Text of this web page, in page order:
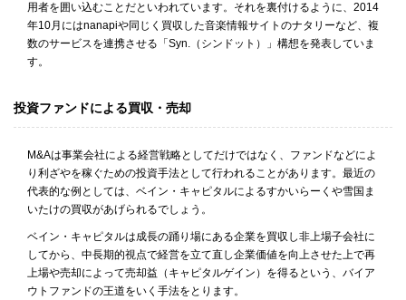
用者を囲い込むことだといわれています。それを裏付けるように、2014
年10月にはnanapiや同じく買収した音楽情報サイトのナタリーなど、複
数のサービスを連携させる「Syn.（シンドット）」構想を発表していま
す。
投資ファンドによる買収・売却
M&Aは事業会社による経営戦略としてだけではなく、ファンドなどによ
り利ざやを稼ぐための投資手法として行われることがあります。最近の
代表的な例としては、ベイン・キャピタルによるすかいらーくや雪国ま
いたけの買収があげられるでしょう。
ベイン・キャピタルは成長の踊り場にある企業を買収し非上場子会社に
してから、中長期的視点で経営を立て直し企業価値を向上させた上で再
上場や売却によって売却益（キャピタルゲイン）を得るという、バイア
ウトファンドの王道をいく手法をとります。